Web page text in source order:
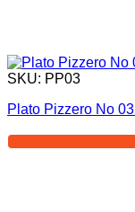
SKU: PP03
Plato Pizzero No